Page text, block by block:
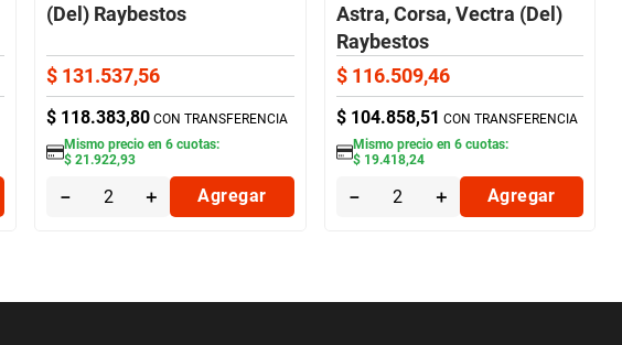
(Del) Raybestos
$ 131.537,56
$ 118.383,80 CON TRANSFERENCIA
Mismo precio en6 cuotas:
$ 21 .922,93
＋
－ Agregar
Astra, Corsa, Vectra (Del)
Raybestos
$ 116.509,46
$ 104.858,51 CON TRANSFERENCIA
Mismo precio en6 cuotas:
$ 19.418,24
＋
－ Agregar